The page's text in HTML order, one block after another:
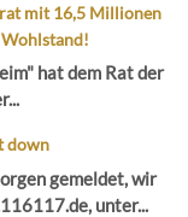
mit 16,5 Millionen
Wohlstand!
hat dem Rat der
down
gemeldet, wir
unter...